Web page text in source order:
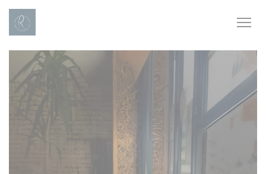
クッキー利用の管理について